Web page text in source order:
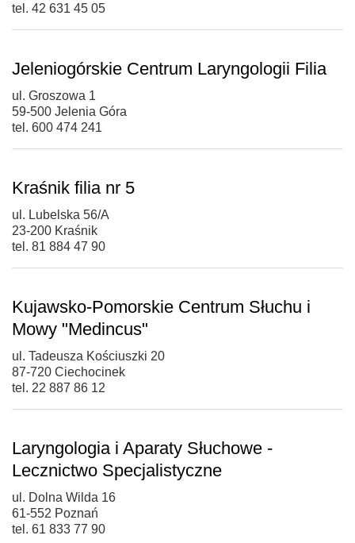
tel. 42 631 45 05
Jeleniogórskie Centrum Laryngologii Filia
ul. Groszowa 1
59-500 Jelenia Góra
tel. 600 474 241
Kraśnik filia nr 5
ul. Lubelska 56/A
23-200 Kraśnik
tel. 81 884 47 90
Kujawsko-Pomorskie Centrum Słuchu i
Mowy "Medincus"
ul. Tadeusza Kościuszki 20
87-720 Ciechocinek
tel. 22 887 86 12
Laryngologia i Aparaty Słuchowe -
Lecznictwo Specjalistyczne
ul. Dolna Wilda 16
61-552 Poznań
tel. 61 833 77 90